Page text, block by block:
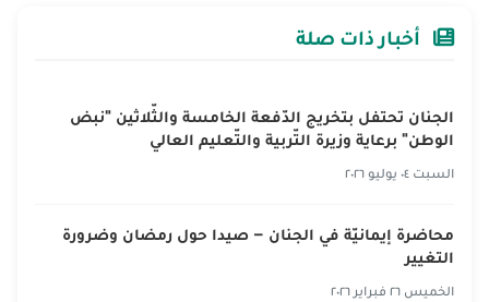
أخبار ذات صلة
الجنان تحتفل بتخريج الدّفعة الخامسة والثّلاثين "نبض
الوطن" برعاية وزيرة التّربية والتّعليم العالي
السبت ٠٤ يوليو ٢٠٢٦
محاضرة إيمانيّة في الجنان – صيدا حول رمضان وضرورة
التغيير
الخميس ٢٦ فبراير ٢٠٢٦